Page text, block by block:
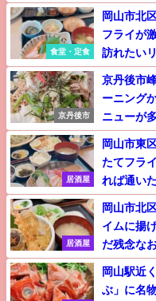
食堂・定食
岡山市北
フライが
訪れたい
京丹後市
京丹後市
ーニング
ニューが
居酒屋
岡山市東
たてフラ
れば通い
居酒屋
岡山市北
イムに揚
だ残念な
岡山駅近
ぶ」に名